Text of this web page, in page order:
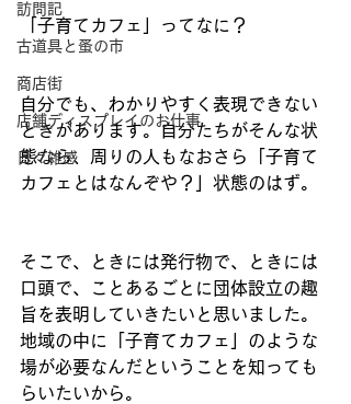
訪問記
古道具と蚤の市
商店街
店舗ディスプレイのお仕事
日々雑感
「子育てカフェ」ってなに？
自分でも、わかりやすく表現できない
ときがあります。自分たちがそんな状
態なら、周りの人もなおさら「子育て
カフェとはなんぞや？」状態のはず。
そこで、ときには発行物で、ときには
口頭で、ことあるごとに団体設立の趣
旨を表明していきたいと思いました。
地域の中に「子育てカフェ」のような
場が必要なんだということを知っても
らいたいから。